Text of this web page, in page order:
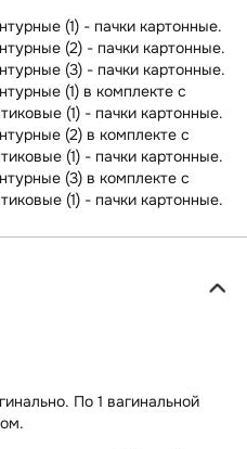
(1) - пачки картонные.
(2) - пачки картонные.
(3) - пачки картонные.
(1) в комплекте с
(1) - пачки картонные.
(2) в комплекте с
(1) - пачки картонные.
(3) в комплекте с
(1) - пачки картонные.
По 1 вагинальной